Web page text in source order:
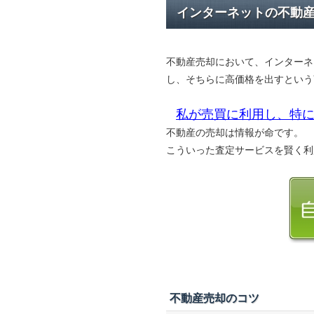
インターネットの不動
不動産売却において、インター
し、そちらに高価格を出すとい
私が売買に利用し、特
不動産の売却は情報が命です。
こういった査定サービスを賢く
不動産売却のコツ